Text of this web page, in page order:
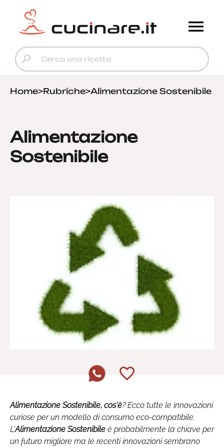
Home>Rubriche>Alimentazione Sostenibile
Alimentazione
Sostenibile
Alimentazione Sostenibile, cos'è? Ecco tutte le innovazioni
curiose per un modello di consumo eco-compatibile.
L'Alimentazione Sostenibile è probabilmente la chiave per
un futuro migliore ma le recenti innovazioni sembrano